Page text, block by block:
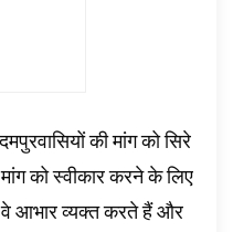
की मांग को सिरे
को स्वीकार करने के लिए
वे आभार व्यक्त करते हैं और